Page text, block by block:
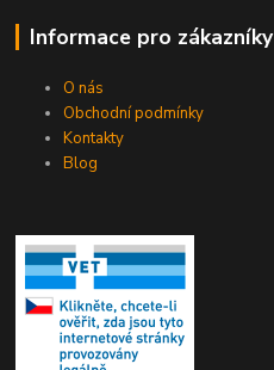
Informace pro zákazníky
O nás
Obchodní podmínky
Kontakty
Blog